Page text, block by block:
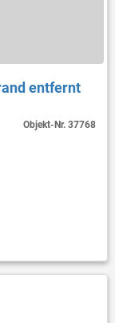
entfernt
Objekt-Nr.37768